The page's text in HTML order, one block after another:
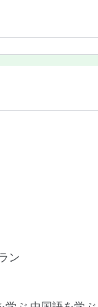
ン